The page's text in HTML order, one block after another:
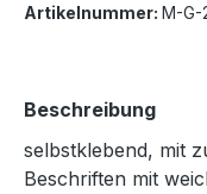
Artikelnummer: M-G-
Beschreibung
selbstklebend, mit
Beschriften mit